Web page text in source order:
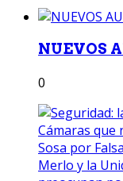
NUEVOS
0